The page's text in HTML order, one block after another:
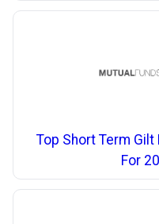
Top Short Term Gilt
For